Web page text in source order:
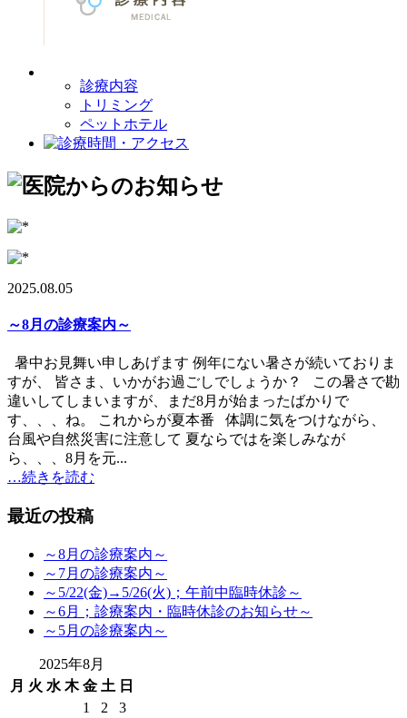
診療内容
トリミング
ペットホテル
2025.08.05
～8月の診療案内～
暑中お見舞い申しあげます 例年にない暑さが続いておりま
すが、 皆さま、いかがお過ごしでしょうか？ この暑さで勘
違いしてしまいますが、まだ8月が始まったばかりで
す、、、ね。 これからが夏本番 体調に気をつけながら、
台風や自然災害に注意して 夏ならではを楽しみなが
ら、、、8月を元...
…続きを読む
最近の投稿
～8月の診療案内～
～7月の診療案内～
～5/22(金)→5/26(火)；午前中臨時休診～
～6月；診療案内・臨時休診のお知らせ～
～5月の診療案内～
2025年8月
月 火 水 木 金 土 日
1 2
3